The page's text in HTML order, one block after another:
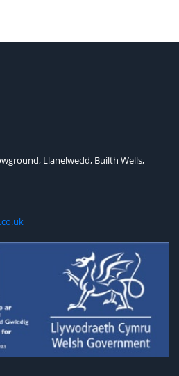
Llanelwedd, Builth Wells,